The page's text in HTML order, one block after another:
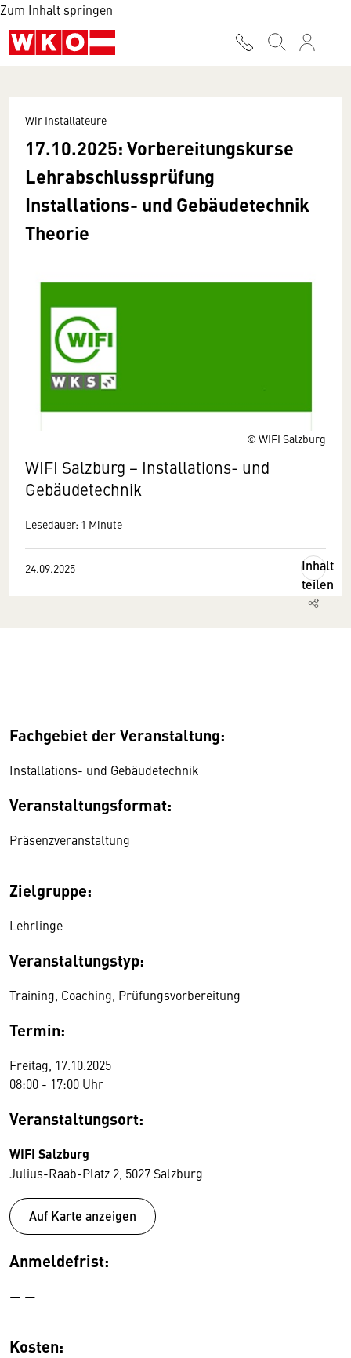
Zum Inhalt springen
© WIFI Salzburg
Wir Installateure
17.10.2025: Vorbereitungskurse
Lehrabschlussprüfung
Installations- und Gebäudetechnik
Theorie
WIFI Salzburg − Installations- und
Gebäudetechnik
Lesedauer: 1 Minute
24.09.2025
Inhalt
teilen
Fachgebiet der Veranstaltung:
Installations- und Gebäudetechnik
Veranstaltungsformat:
Präsenzveranstaltung
Zielgruppe:
Lehrlinge
Veranstaltungstyp:
Training, Coaching, Prüfungsvorbereitung
Termin:
Freitag, 17.10.2025
08:00 - 17:00 Uhr
Veranstaltungsort:
WIFI Salzburg
Julius-Raab-Platz 2, 5027 Salzburg
Auf Karte anzeigen
Anmeldefrist:
— —
Kosten: